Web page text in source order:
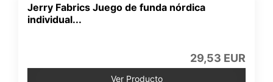
Jerry Fabrics Juego de funda nórdica
individual...
29,53 EUR
Ver Producto